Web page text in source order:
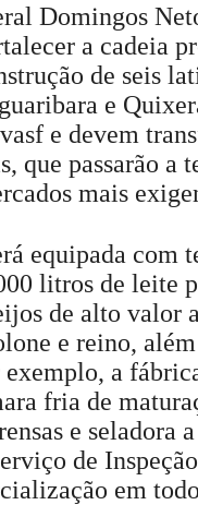
Domingos
a cadeia
de seis
e
e devem
que passarão a
mais
equipada com
litros de leite
de alto valor
e reino,
exemplo, a
fria de
e seladora
de
em